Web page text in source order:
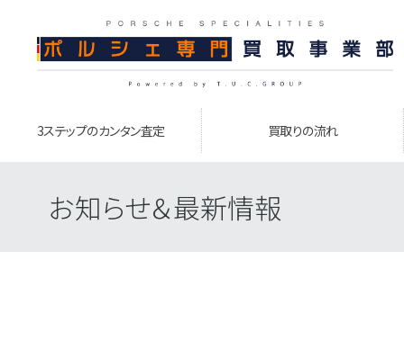
3ステップのカンタン査定 買取りの流れ
お知らせ＆最新情報